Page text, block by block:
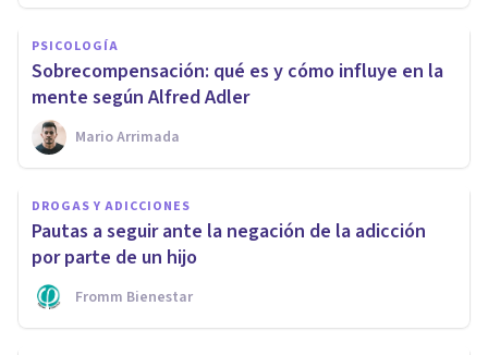
PSICOLOGÍA
Sobrecompensación: qué es y cómo influye en la
mente según Alfred Adler
Mario Arrimada
DROGAS Y ADICCIONES
Pautas a seguir ante la negación de la adicción
por parte de un hijo
Fromm Bienestar